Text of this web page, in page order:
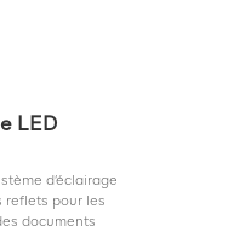
LED
d’éclairage
reflets pour les
documents